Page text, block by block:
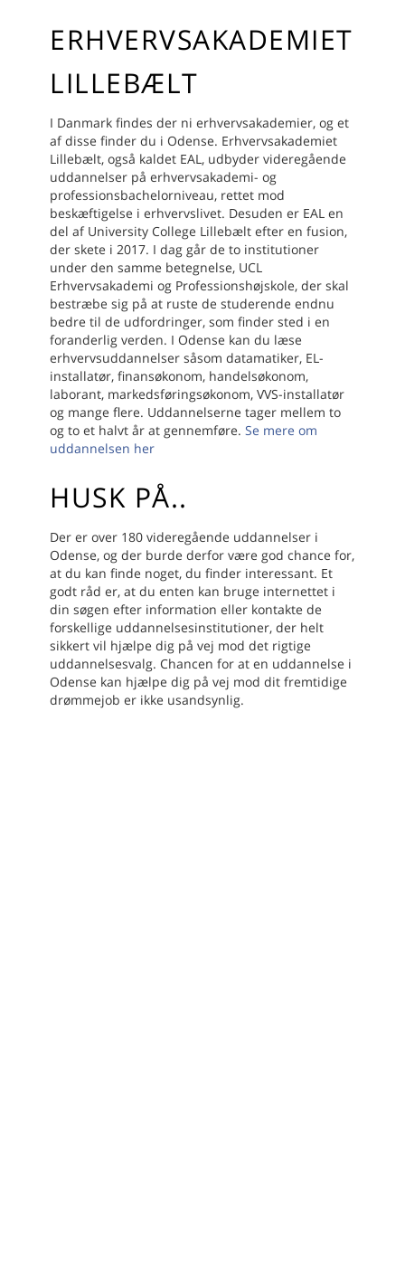
ERHVERVSAKADEMIET
LILLEBÆLT
I Danmark findes der ni erhvervsakademier, og et
af disse finder du i Odense. Erhvervsakademiet
Lillebælt, også kaldet EAL, udbyder videregående
uddannelser på erhvervsakademi- og
professionsbachelorniveau, rettet mod
beskæftigelse i erhvervslivet. Desuden er EAL en
del af University College Lillebælt efter en fusion,
der skete i 2017. I dag går de to institutioner
under den samme betegnelse, UCL
Erhvervsakademi og Professionshøjskole, der skal
bestræbe sig på at ruste de studerende endnu
bedre til de udfordringer, som finder sted i en
foranderlig verden. I Odense kan du læse
erhvervsuddannelser såsom datamatiker, EL-
installatør, finansøkonom, handelsøkonom,
laborant, markedsføringsøkonom, VVS-installatør
og mange flere. Uddannelserne tager mellem to
og to et halvt år at gennemføre. Se mere om
uddannelsen her
HUSK PÅ..
Der er over 180 videregående uddannelser i
Odense, og der burde derfor være god chance for,
at du kan finde noget, du finder interessant. Et
godt råd er, at du enten kan bruge internettet i
din søgen efter information eller kontakte de
forskellige uddannelsesinstitutioner, der helt
sikkert vil hjælpe dig på vej mod det rigtige
uddannelsesvalg. Chancen for at en uddannelse i
Odense kan hjælpe dig på vej mod dit fremtidige
drømmejob er ikke usandsynlig.